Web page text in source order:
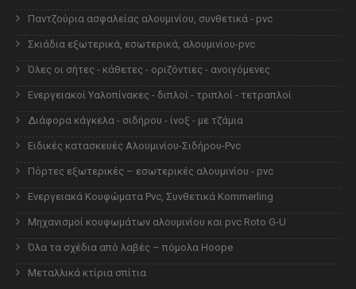
Παντζούρια ασφαλείας αλουμινίου, συνθετικά - pvc
Σκιάδια εξωτερικά, εσωτερικά, αλουμινίου-pvc
Όλες οι σήτες - κάθετες - οριζόντιες - ανοιγόμενες
Ενεργειακοί Υαλοπίνακες - διπλοί - τριπλοί - τετραπλοί
Διάφορα κάγκελα - σιδήρου - ίνοξ - με τζάμια
Ειδικές κατασκευές Αλουμινίου-Σιδήρου-Pvc
Πόρτες εξωτερικές – εσωτερικές αλουμινίου - pvc
Ενεργειακά Κουφώματα Pvc, Συνθετικά Kommerling
Μηχανισμοί κουφωμάτων αλουμινίου και pvc Roto G-U
Όλα τα σχέδια από λαβές – πόμολα Hoope
Μεταλλικά κτίρια σπίτια